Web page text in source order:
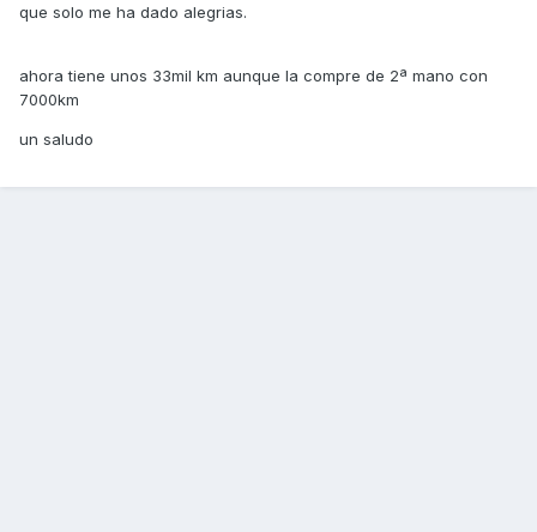
que solo me ha dado alegrias.
ahora tiene unos 33mil km aunque la compre de 2ª mano con
7000km
un saludo